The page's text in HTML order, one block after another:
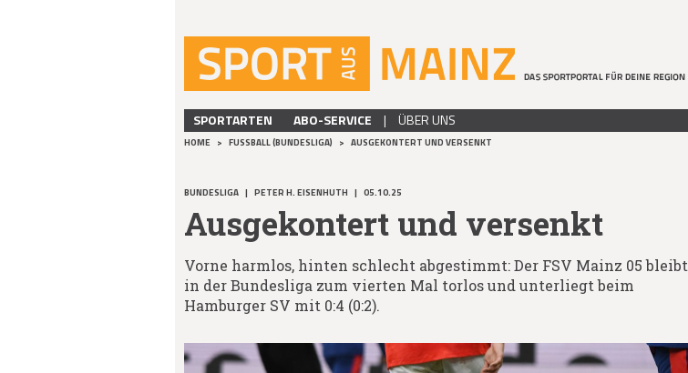
SPORTARTEN ABO-SERVICE | ÜBER UNS
HOME > FUSSBALL (BUNDESLIGA) > AUSGEKONTERT UND VERSENKT
BUNDESLIGA | PETER H. EISENHUTH | 05.10.25
Ausgekontert und versenkt
Vorne harmlos, hinten schlecht abgestimmt: Der FSV Mainz 05 bleibt
in der Bundesliga zum vierten Mal torlos und unterliegt beim
Hamburger SV mit 0:4 (0:2).